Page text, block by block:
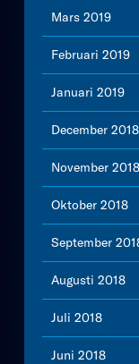
Mars 2019
Februari 2019
Januari 2019
December 2018
November 2018
Oktober 2018
September
Augusti 2018
Juli 2018
Juni 2018